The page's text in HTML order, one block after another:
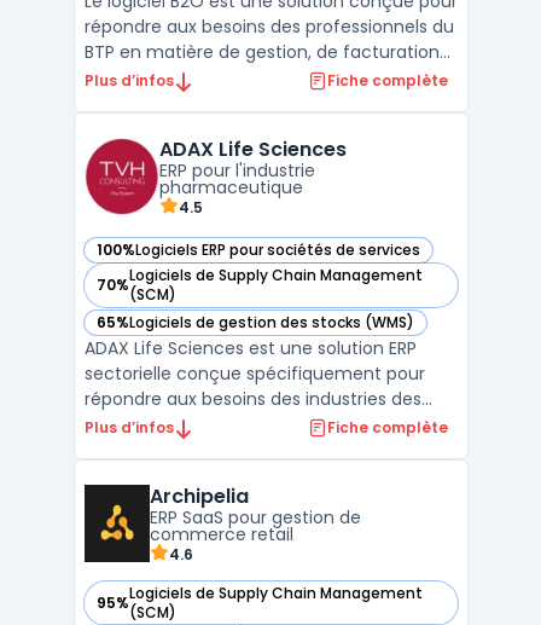
répondre aux besoins des professionnels du
BTP en matière de gestion, de facturation
et de suivi d'activité. Destiné aux artisans,
centraliser l’ensemble des processus métier
sur ...
Plus d’infos Fiche complète
ADAX Life Sciences
ERP pour l'industrie
pharmaceutique
4.5
100%Logiciels ERP pour sociétés de services
— voir ADAX Life Sciences dans cette catégorie
70%Logiciels de Supply Chain Management
(SCM)
— voir ADAX Life Sciences dans cette catégorie
65%Logiciels de gestion des stocks (WMS)
— voir ADAX Life Sciences dans cette catégorie
ADAX Life Sciences est une solution ERP
sectorielle conçue spécifiquement pour
répondre aux besoins des industries des
sciences de la vie, telles que la pharmacie,
Microsoft Dynamics 365, ce logiciel assure
une gestion centr ...
Plus d’infos Fiche complète
Archipelia
ERP SaaS pour gestion de
commerce retail
4.6
95%Logiciels de Supply Chain Management
(SCM)
— voir Archipelia dans cette catégorie